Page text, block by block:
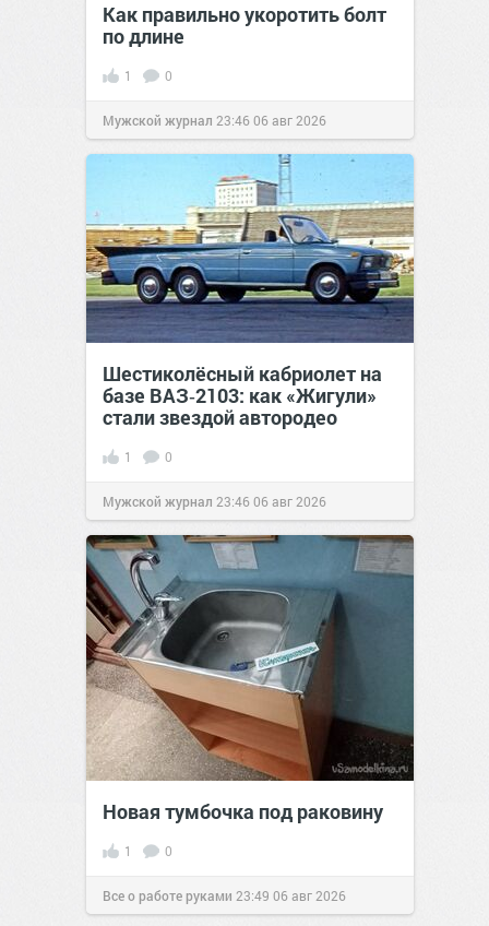
Как правильно укоротить болт
по длине
1 0
Мужской журнал 23:4606 авг 2026
Шестиколёсный кабриолет на
базе ВАЗ‑2103: как «Жигули»
стали звездой автородео
1 0
Мужской журнал 23:4606 авг 2026
Новая тумбочка под раковину
1 0
Все о работе руками 23:49 06 авг 2026